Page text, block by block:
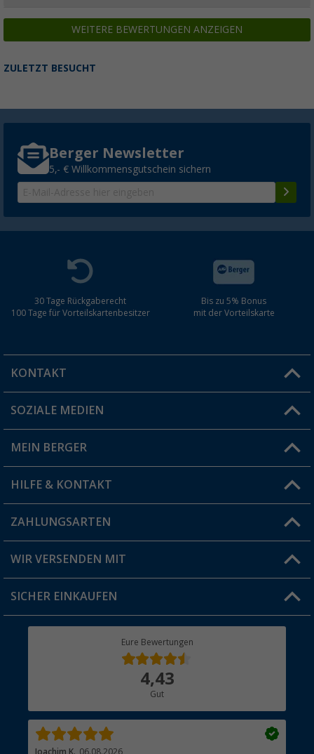
WEITERE BEWERTUNGEN ANZEIGEN
ZULETZT BESUCHT
Berger Newsletter
5,- € Willkommensgutschein sichern
30 Tage Rückgaberecht
100 Tage für Vorteilskartenbesitzer
Bis zu 5% Bonus
mit der Vorteilskarte
KONTAKT
Du hast eine Frage?
Filiale finden
SOZIALE MEDIEN
MEIN BERGER
Vorteilskarte
Blog
Jobs & Karriere
HILFE & KONTAKT
FAQ & Kontakt
Versandinformationen
Rücksendung
ZAHLUNGSARTEN
WIR VERSENDEN MIT
SICHER EINKAUFEN
Eure Bewertungen
4,43
Gut
Joachim K. 06.08.2026